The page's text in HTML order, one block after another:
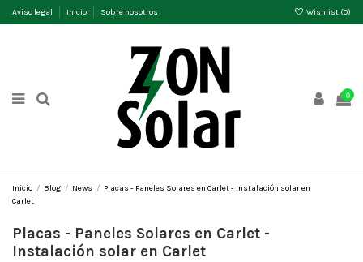
Aviso legal Inicio Sobre nosotros Wishlist (0)
0
Inicio Blog News
Placas - Paneles Solares en Carlet - Instalación solar en
Carlet
Placas - Paneles Solares en Carlet -
Instalación solar en Carlet